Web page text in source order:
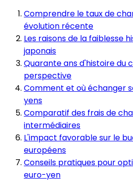
Comprendre le taux de
évolution récente
Les raisons de la faiblesse
japonais
Quarante ans d'histoire du
perspective
Comment et où échanger
yens
Comparatif des frais de
intermédiaires
L'impact favorable sur le
européens
Conseils pratiques pour
euro-yen